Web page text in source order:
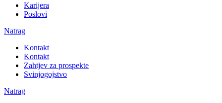
Karijera
Poslovi
Natrag
Kontakt
Kontakt
Zahtjev za prospekte
Svinjogojstvo
Natrag